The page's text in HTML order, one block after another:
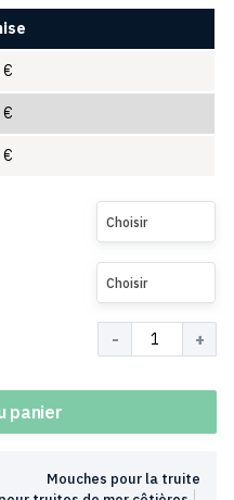
€
€
€
Choisir
Choisir
panier
Mouches pour la truite